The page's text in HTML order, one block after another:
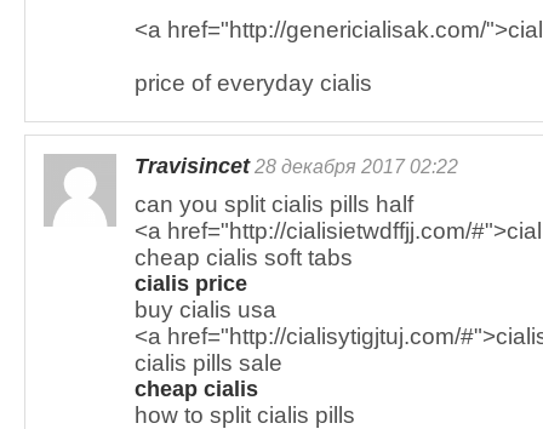
<a href="http://genericialisak.com/
price of everyday cialis
Travisincet28 декабря 2017 02:22
can you split cialis pills half
<a href="http://cialisietwdffjj.com/
cheap cialis soft tabs
cialis price
buy cialis usa
<a href="http://cialisytigjtuj.com/
cialis pills sale
cheap cialis
how to split cialis pills